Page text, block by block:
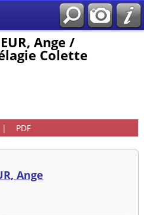
Ange /
Colette
PDF
Ange